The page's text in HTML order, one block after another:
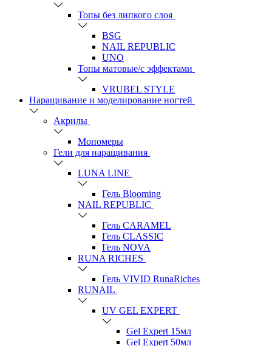
Топы без липкого слоя
BSG
NAIL REPUBLIC
UNO
Топы матовые/с эффектами
VRUBEL STYLE
Наращивание и моделирование ногтей
Акрилы
Мономеры
Гели для наращивания
LUNA LINE
Гель Blooming
NAIL REPUBLIC
Гель CARAMEL
Гель CLASSIC
Гель NOVA
RUNA RICHES
Гель VIVID RunaRiches
RUNAIL
UV GEL EXPERT
Gel Expert 15мл
Gel Expert 50мл